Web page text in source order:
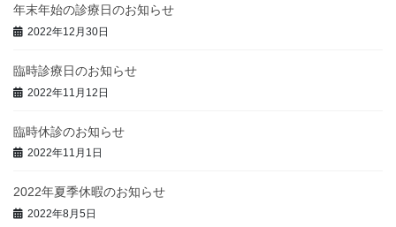
年末年始の診療日のお知らせ
2022年12月30日
臨時診療日のお知らせ
2022年11月12日
臨時休診のお知らせ
2022年11月1日
2022年夏季休暇のお知らせ
2022年8月5日